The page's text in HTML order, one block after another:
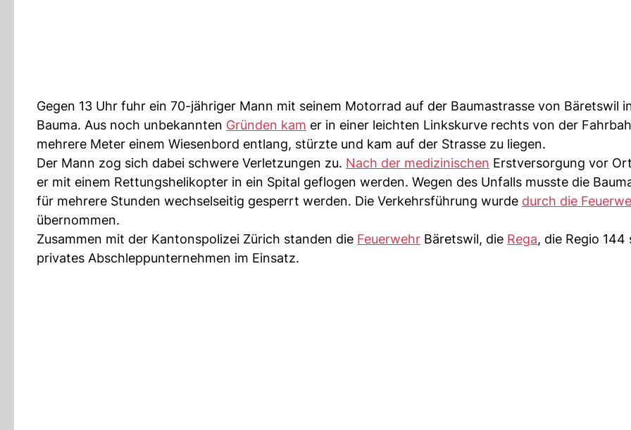
Gegen 13 Uhr fuhr ein 70-jähriger Mann mit seinem Motorrad auf der Baumastrasse von Bäretswil
Bauma. Aus noch unbekannten Gründen kam er in einer leichten Linkskurve rechts von der
mehrere Meter einem Wiesenbord entlang, stürzte und kam auf der Strasse zu liegen.
Der Mann zog sich dabei schwere Verletzungen zu. Nach der medizinischen Erstversorgung vor
er mit einem Rettungshelikopter in ein Spital geflogen werden. Wegen des Unfalls musste die
für mehrere Stunden wechselseitig gesperrt werden. Die Verkehrsführung wurde durch die
übernommen.
Zusammen mit der Kantonspolizei Zürich standen die Feuerwehr Bäretswil, die Rega, die Regio 144
privates Abschleppunternehmen im Einsatz.